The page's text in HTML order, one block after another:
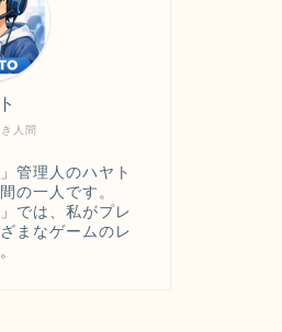
人間
管理人のハヤト
の一人です。
では、私がプレ
まなゲームのレ